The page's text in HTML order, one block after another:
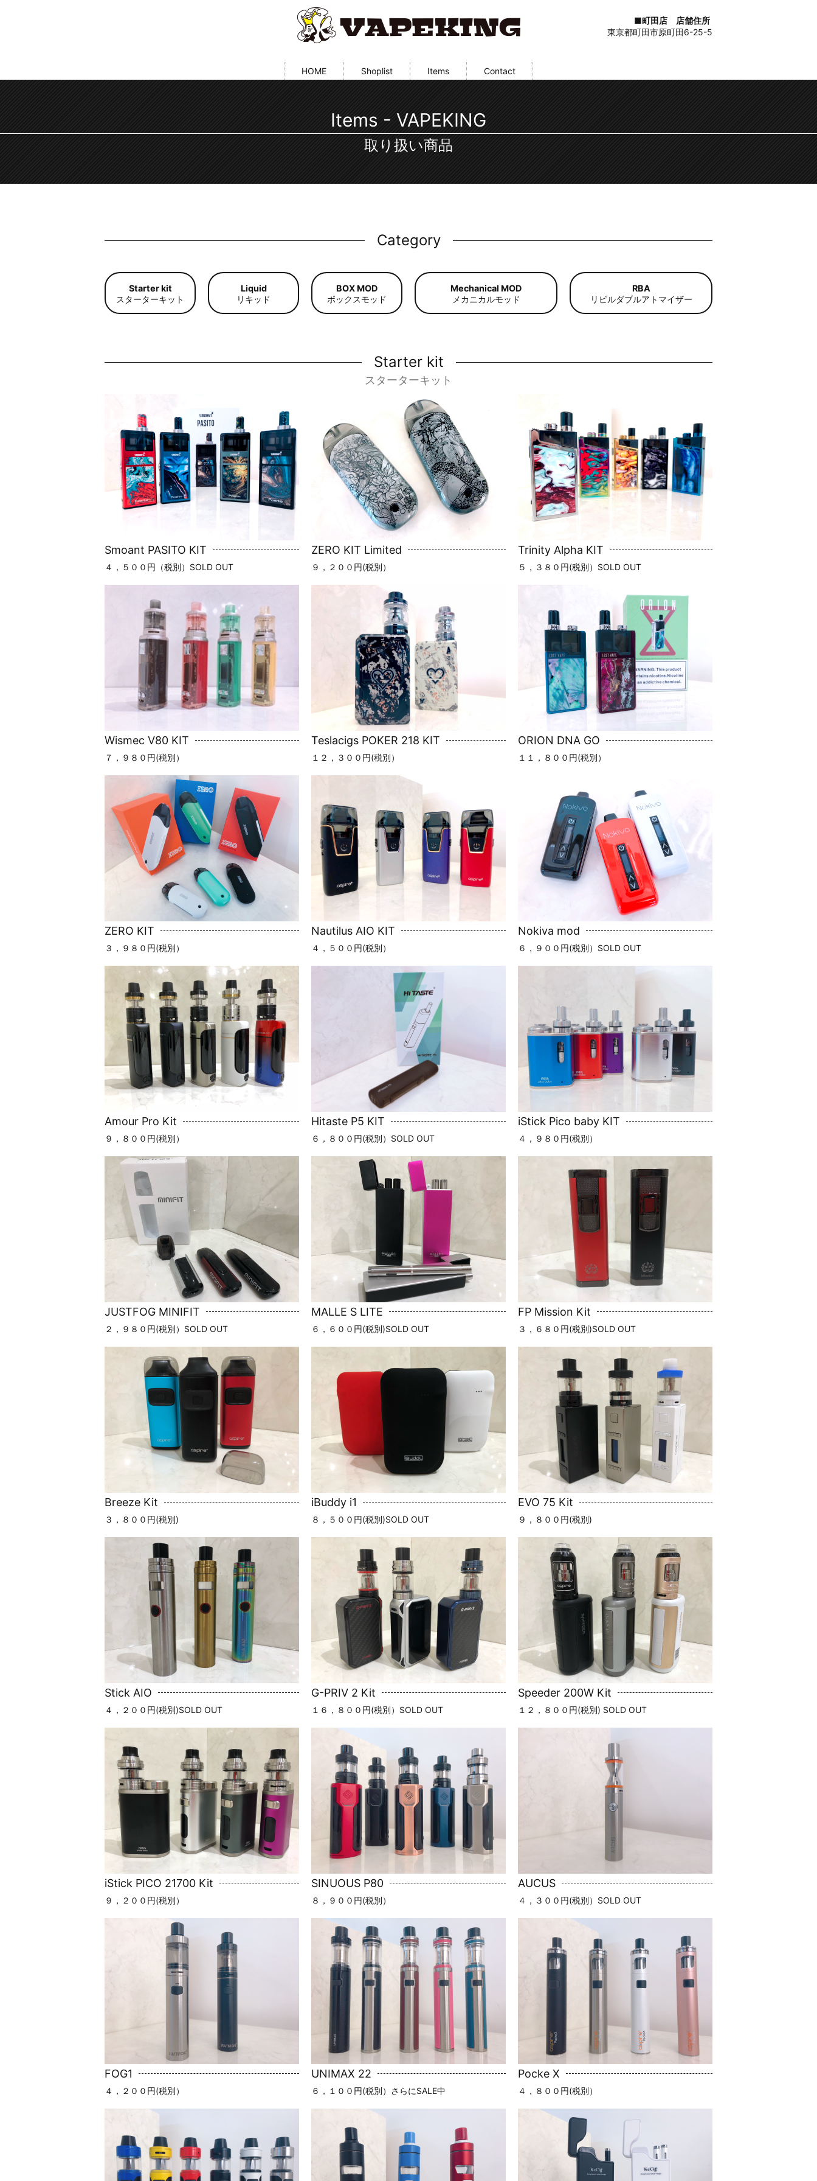
■町田店 店舗住所
東京都町田市原町田6-25-5
HOME Shoplist Items Contact
Items - VAPEKING
取り扱い商品
Category
Starter kit
スターターキット
Liquid
リキッド
BOX MOD
ボックスモッド
Mechanical MOD
メカニカルモッド
RBA
リビルダブルアトマイザー
Starter kit
スターターキット
Smoant PASITO KIT
４，５００円（税別）SOLD OUT
ZERO KIT Limited
９，２００円(税別）
Trinity Alpha KIT
５，３８０円(税別）SOLD OUT
Wismec V80 KIT
７，９８０円(税別）
Teslacigs POKER 218 KIT
１２，３００円(税別）
ORION DNA GO
１１，８００円(税別）
ZERO KIT
３，９８０円(税別）
Nautilus AIO KIT
４，５００円(税別）
Nokiva mod
６，９００円(税別）SOLD OUT
Amour Pro Kit
９，８００円(税別）
Hitaste P5 KIT
６，８００円(税別）SOLD OUT
iStick Pico baby KIT
４，９８０円(税別）
JUSTFOG MINIFIT
２，９８０円(税別）SOLD OUT
MALLE S LITE
６，６００円(税別)SOLD OUT
FP Mission Kit
３，６８０円(税別)SOLD OUT
Breeze Kit
３，８００円(税別)
iBuddy i1
８，５００円(税別)SOLD OUT
EVO 75 Kit
９，８００円(税別)
Stick AIO
４，２００円(税別)SOLD OUT
G-PRIV 2 Kit
１６，８００円(税別）SOLD OUT
Speeder 200W Kit
１２，８００円(税別) SOLD OUT
iStick PICO 21700 Kit
９，２００円(税別）
SINUOUS P80
８，９００円(税別）
AUCUS
４，３００円(税別）SOLD OUT
FOG1
４，２００円(税別）
UNIMAX 22
６，１００円(税別）さらにSALE中
Pocke X
４，８００円(税別）